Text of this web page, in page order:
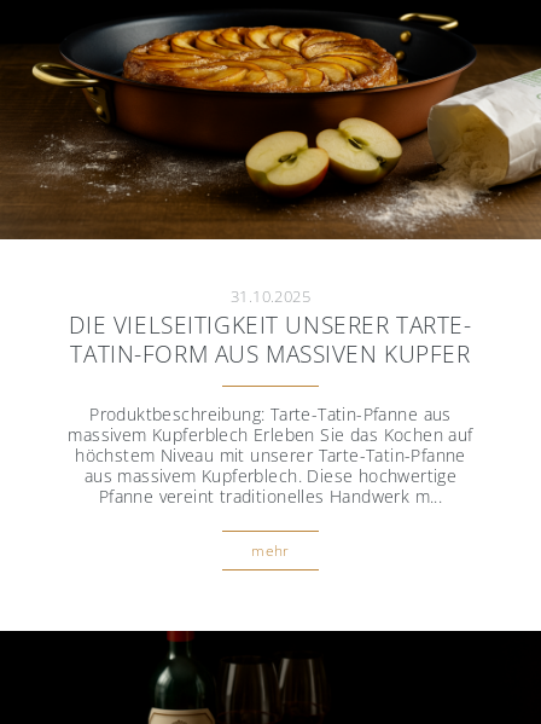
31.10.2025
DIE VIELSEITIGKEIT UNSERER TARTE-
TATIN-FORM AUS MASSIVEN KUPFER
Produktbeschreibung: Tarte-Tatin-Pfanne aus
massivem Kupferblech Erleben Sie das Kochen auf
höchstem Niveau mit unserer Tarte-Tatin-Pfanne
aus massivem Kupferblech. Diese hochwertige
Pfanne vereint traditionelles Handwerk m...
mehr